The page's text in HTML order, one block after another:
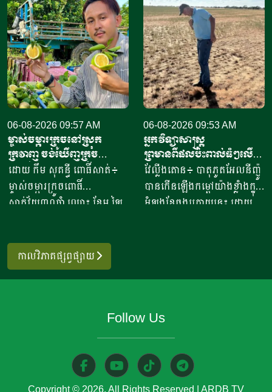
នាំចូលពីសហរដ្ឋអាម៉េរិក មាន
រហូតដល់ជិត៦២ភាគរយនៃ
បរិមាណនាំចូលសរុប។ ការនាំ
ចូលនេះ មានតម្លៃទឹកប្រាក់
ប្រមាណពី១៩០ ទៅ២០៥លាន
ដុល្លារ ខណៈពេលការនាំចូល
សាច់ និងគ្រឿងក្នុង បានកើន
ឡើងពី២៦ ទៅ៣៧,៦ភាគរយ
ប្រៀបធៀបនឹងរយៈពេលដូចគ្នា
កាលពីឆ្នាំ២០២៥។ សមាគម
បសុសត្វបានឱ្យដឹងថា ការកាត់
បន្ថយពន្ធគយក្រោមពាណិជ្ជកម្ម
សេរី បានបង្កើនសមត្ថភាពប្រកួត
ជាមុខទំនិញនាំចូលធំបំផុត ដែល
មានបរិមាណពី១៣០ ០០០
នាំចូលសរុប។ សាច់មាន់នាំចូល
ក្នុងតម្លៃថោកនេះ បានប្រកួត
ប្រជែងដោយផ្ទាល់ជាមួយសាច់
មាន់ក្នុងស្រុក ជាពិសេសនៅក្នុងទី
ផ្សារផ្គត់ផ្គង់អាហារតាមស្ថាប័ន
Osmani) បានទៅបំពេញទស្សន
កិច្ចនៅប្រទេសម៉ុលដូវ៉ា ចាប់ពី
ថ្ងៃទី២ ដល់ទី៧ ខែសីហា
ឆ្នាំ២០២៦ ដើម្បីពង្រឹងកិច្ចសហ
ប្រតិបត្តិការរវាងប្រទេសទាំងពីរ
លើវិស័យស្រាវជ្រាវវិទ្យាសាស្ត្រ
បច្ចេកវិទ្យាកសិកម្មទំនើប និងការ
គ្រប់គ្រងសត្វល្អិតចង្រៃ។
មន្ត្រីអាហ្វហ្គានីស្ថានមានបំណង
ប្រើប្រាស់ជំនាញ និងបទ
ពិសោធន៍របស់អឺរ៉ុប ដើម្បីពង្រឹង
សមត្ថភាពស្រាវជ្រាវរបស់ខ្លួន
និងលើកកម្ពស់ការអភិវឌ្ឍ
ស្រាវជ្រាវវិទ្យាសាស្ត្រ ការការពារ
ដំណាំ ការគ្រប់គ្រងសត្វល្អិត
ចង្រៃ បច្ចេកវិទ្យាកសិកម្មទំនើប
និងការអនុវត្តគម្រោងស្រាវជ្រាវ
រួមគ្នា។ ក្រសួងបានបញ្ជាក់ថា
06-08-2026 09:57 AM
ម្ចាស់ចម្ការក្រូចនៅស្រុក
ក្រវាញ ចង់ឃើញក្រូច
ពោធិ៍សាត់មានម៉ាកសម្គាល់
សមូហភាព
ដោយ កឹម សុគន្ធី ពោធិ៍សាត់៖
ម្ចាស់ចម្ការក្រូចពោធិ៍
សាត់វ័យ៣០ឆ្នាំ ឈ្មោះ ខែម ឡៃ
អះអាងថា ទីផ្សារក្រូចពោធិ៍សាត់
របស់កម្ពុជា នៅតែរក្សាបានស្ថិរ
ប្រទេស។ លោក ខែម ឡៃស៊ីម
ក្នុងតំបន់ បានឱ្យដឹងថា លោក
06-08-2026 09:53 AM
អ្នកវិទ្យាសាស្ត្រ
ព្រមានពីផលប៉ះពាល់ធំៗលើ
ប្រទេសនូវែលសេឡង់ ទោះបី
មិនទាន់កើតឡើងក៏ដោយ
វែល្លីងតោន៖ បាតុភូតអែលនីញ៉ូ
បានកើនឡើងកម្ដៅយ៉ាងខ្លាំងក្នុង
អំឡុងខែចុងក្រោយនេះ ដោយ
កម្ដៅដ៏ខ្លាំងបំផុតមួយក្នុង
ឡើងកម្ដៅនៃសីតុណ្ហភាពផ្ទៃ
កាលវិភាគផ្សព្វផ្សាយ
Follow Us
Copyright © 2026, All Rights Reserved ARDB TV